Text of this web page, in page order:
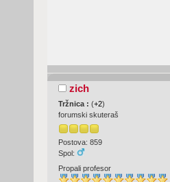
zich
Tržnica : (+2)
forumski skuteraš
Postova: 859
Spol:
Propali profesor